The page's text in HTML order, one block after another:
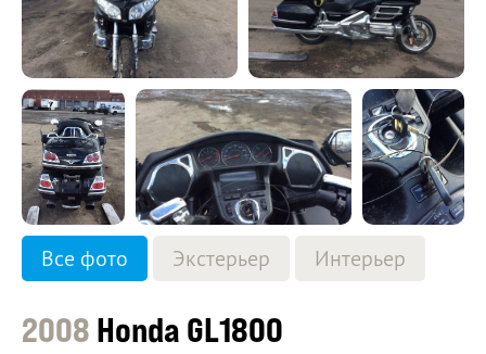
Все фото Экстерьер Интерьер
2008 Honda GL1800